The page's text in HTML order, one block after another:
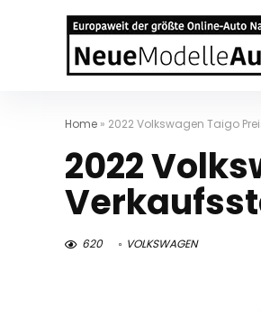
Home » 2022 Volkswagen Taigo
2022
620 VOLKSWAGEN